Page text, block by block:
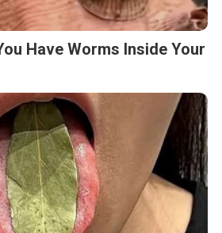
Have Worms Inside Your